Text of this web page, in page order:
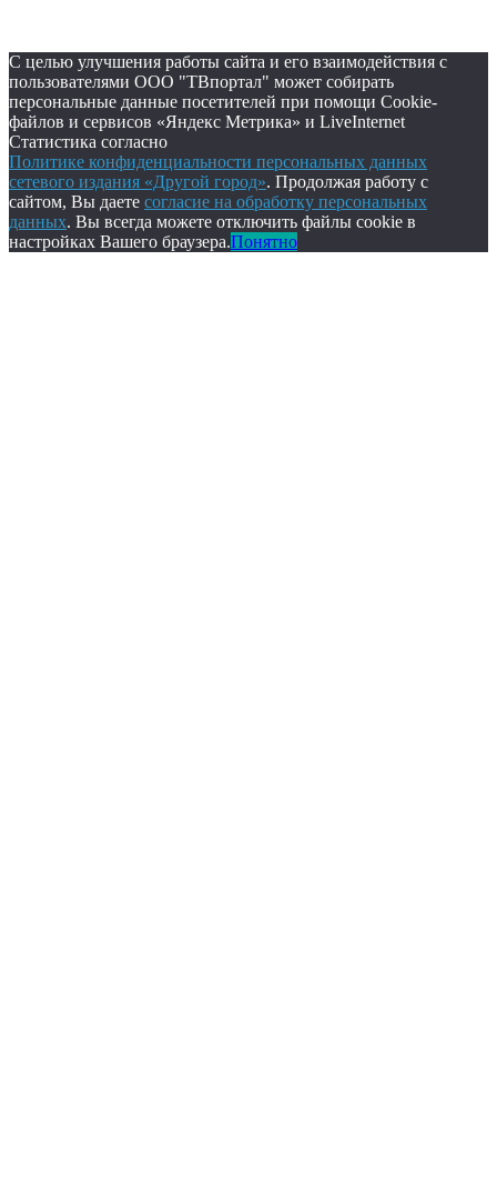
С целью улучшения работы сайта и его взаимодействия с
пользователями ООО "ТВпортал" может собирать
персональные данные посетителей при помощи Cookie-
файлов и сервисов «Яндекс Метрика» и LiveInternet
Статистика согласно
Политике конфиденциальности персональных данных
сетевого издания «Другой город». Продолжая работу с
сайтом, Вы даете согласие на обработку персональных
данных. Вы всегда можете отключить файлы cookie в
настройках Вашего браузера.Понятно